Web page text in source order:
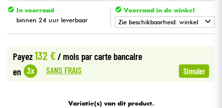
Viool & Quatuor
Kinderen
Kabels & toebehoren
In voorraad
binnen 24 uur leverbaar
Voorraad in de winkel
Zie beschikbaarheid. winkel
•
Payez132 € / mois par carte bancaire
en 3x SANS FRAIS Simuler
Variatie(s) van dit product.